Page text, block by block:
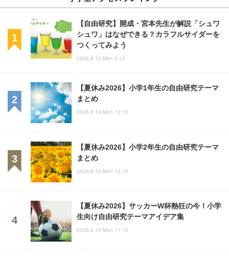
【自由研究】開成・宮本先生が解説「シュワ
シュワ」はなぜできる？カラフルサイダーを
つくってみよう
2026.8.10 Mon 9:15
【夏休み2026】小学1年生の自由研究テーマ
まとめ
2026.8.10 Mon 12:15
【夏休み2026】小学2年生の自由研究テーマ
まとめ
2026.8.10 Mon 13:15
【夏休み2026】サッカーW杯熱狂の今！小学
生向け自由研究テーマアイデア集
2026.6.15 Mon 11:15